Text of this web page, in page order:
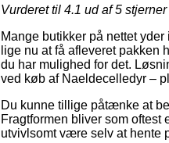
Vurderet til 4.1 ud af 5
Mange butikker på nettet
lige nu at få afleveret pakken
du har mulighed for det.
ved køb af Naeldecelledyr –
Du kunne tillige påtænke at
Fragtformen bliver som
utvivlsomt være selv at hente